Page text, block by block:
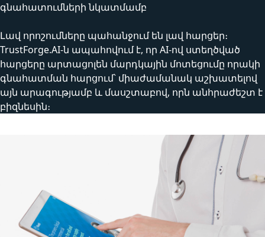
գնահատումների նկատմամբ
Լավ որոշումները պահանջում են լավ հարցեր։
TrustForge.AI-ն ապահովում է, որ AI-ով ստեղծված
հարցերը արտացոլեն մարդկային մոտեցումը որակի
գնահատման հարցում՝ միաժամանակ աշխատելով
այն արագությամբ և մասշտաբով, որն անհրաժեշտ է
բիզնեսին։